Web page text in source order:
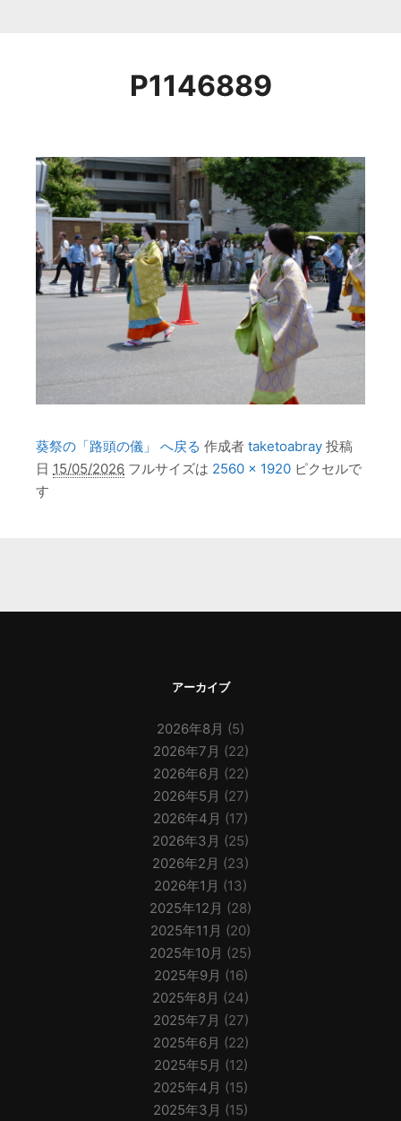
P1146889
葵祭の「路頭の儀」 へ戻る 作成者 taketoabray 投稿
日 15/05/2026 フルサイズは 2560 × 1920 ピクセルで
す
アーカイブ
2026年8月 (5)
2026年7月 (22)
2026年6月 (22)
2026年5月 (27)
2026年4月 (17)
2026年3月 (25)
2026年2月 (23)
2026年1月 (13)
2025年12月 (28)
2025年11月 (20)
2025年10月 (25)
2025年9月 (16)
2025年8月 (24)
2025年7月 (27)
2025年6月 (22)
2025年5月 (12)
2025年4月 (15)
2025年3月 (15)